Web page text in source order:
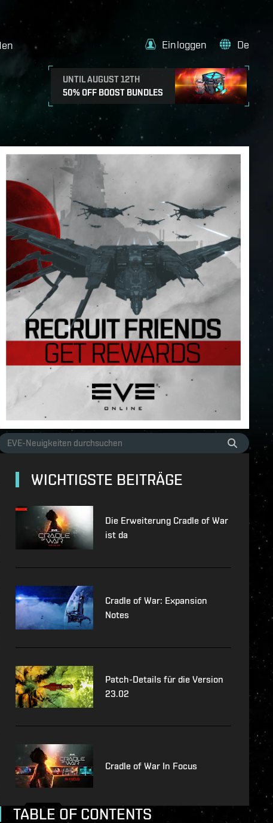
UNTIL AUGUST 12TH
50% OFF BOOST BUNDLES
Einloggen De
WICHTIGSTE BEITRÄGE
Die Erweiterung Cradle of War
ist da
Cradle of War: Expansion
Notes
Patch-Details für die Version
23.02
Cradle of War In Focus
TABLE OF CONTENTS